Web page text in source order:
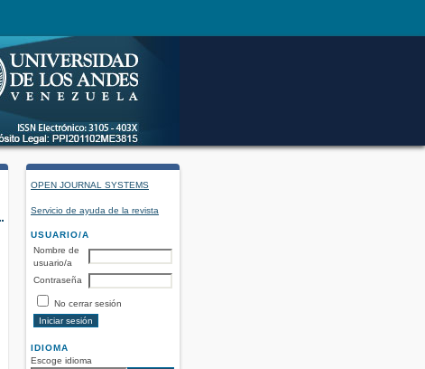
OPEN JOURNAL SYSTEMS
Servicio de ayuda de la revista
USUARIO/A
Nombre de
usuario/a
Contraseña
No cerrar sesión
IDIOMA
Escoge idioma